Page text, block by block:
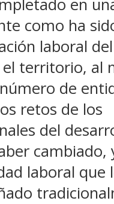
en
como ha
laboral
el territorio, al
de
retos de los
del
cambiado,
laboral que